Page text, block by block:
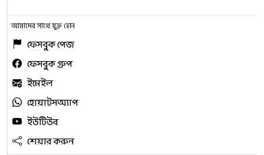
আমাদের সাথে যুক্ত হোন
ফেসবুক পেজ
ফেসবুক গ্রুপ
ইমেইল
হোয়াটসঅ্যাপ
ইউটিউব
শেয়ার করুন